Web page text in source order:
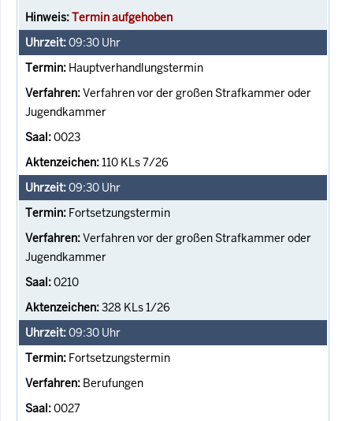
Termin aufgehoben
09:30 Uhr
Hauptverhandlungstermin
Verfahren vor der großen Strafkammer oder
Jugendkammer
0023
110 KLs 7/26
09:30 Uhr
Fortsetzungstermin
Verfahren vor der großen Strafkammer oder
Jugendkammer
0210
328 KLs 1/26
09:30 Uhr
Fortsetzungstermin
Berufungen
0027